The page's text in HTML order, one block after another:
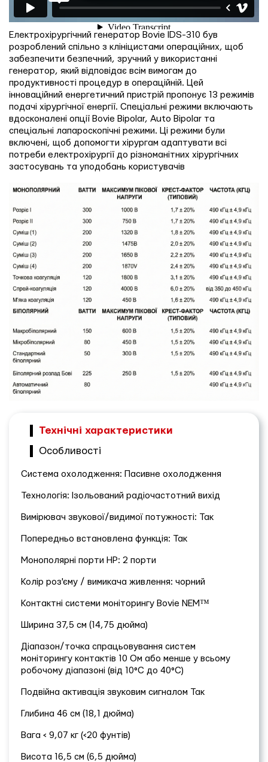
Електрохірургічний генератор Bovie IDS-310 був
розроблений спільно з клініцистами операційних, щоб
забезпечити безпечний, зручний у використанні
генератор, який відповідає всім вимогам до
продуктивності процедур в операційній. Цей
інноваційний енергетичний пристрій пропонує 13 режимів
подачі хірургічної енергії. Спеціальні режими включають
вдосконалені опції Bovie Bipolar, Auto Bipolar та
спеціальні лапароскопічні режими. Ці режими були
включені, щоб допомогти хірургам адаптувати всі
потреби електрохірургії до різноманітних хірургічних
застосувань та уподобань користувачів
Технічні характеристики
Особливості
Система охолодження: Пасивне охолодження
Технологія: Ізольований радіочастотний вихід
Вимірювач звукової/видимої потужності: Так
Попередньо встановлена функція: Так
Монополярні порти HP: 2 порти
Колір роз'єму / вимикача живлення: чорний
Контактні системи моніторингу Bovie NEM™
Ширина 37,5 см (14,75 дюйма)
Діапазон/точка спрацьовування систем
моніторингу контактів 10 Ом або менше у всьому
робочому діапазоні (від 10°C до 40°C)
Подвійна активація звуковим сигналом Так
Глибина 46 см (18,1 дюйма)
Вага < 9,07 кг (<20 фунтів)
Висота 16,5 см (6,5 дюйма)